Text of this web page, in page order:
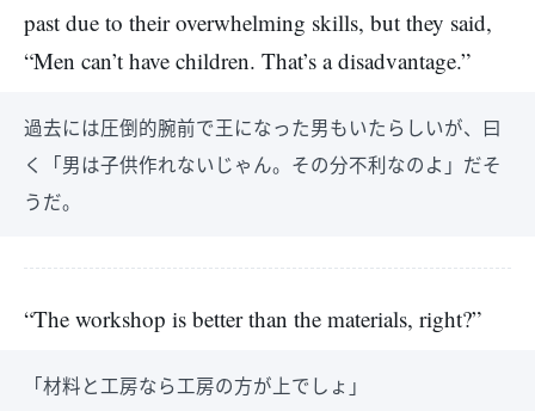
past due to their overwhelming skills, but they said,
“Men can’t have children. That’s a disadvantage.”
過去には圧倒的腕前で王になった男もいたらしいが、曰
く「男は子供作れないじゃん。その分不利なのよ」だそ
うだ。
“The workshop is better than the materials, right?”
「材料と工房なら工房の方が上でしょ」